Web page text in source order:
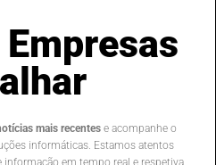
mais recentese acompanhe o
informáticas. Estamos atentos
em tempo real e respetiva